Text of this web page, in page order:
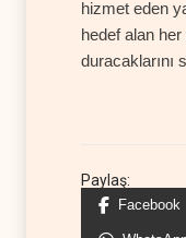
hizmet eden
hedef alan her
duracaklarını
Paylaş:
Facebook